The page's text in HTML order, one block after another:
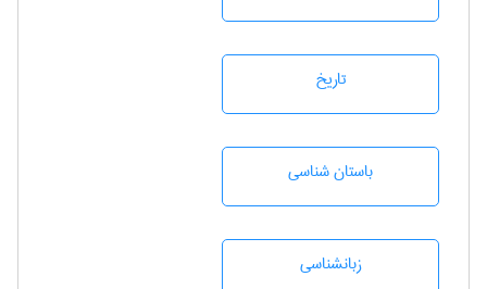
تاريخ
باستان شناسی
زبانشناسی